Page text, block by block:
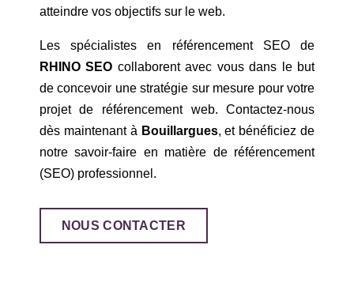
atteindre vos objectifs sur le web.
Les spécialistes en référencement SEO de
RHINO SEO collaborent avec vous dans le but
de concevoir une stratégie sur mesure pour votre
projet de référencement web. Contactez-nous
dès maintenant à Bouillargues, et bénéficiez de
notre savoir-faire en matière de référencement
(SEO) professionnel.
NOUS CONTACTER